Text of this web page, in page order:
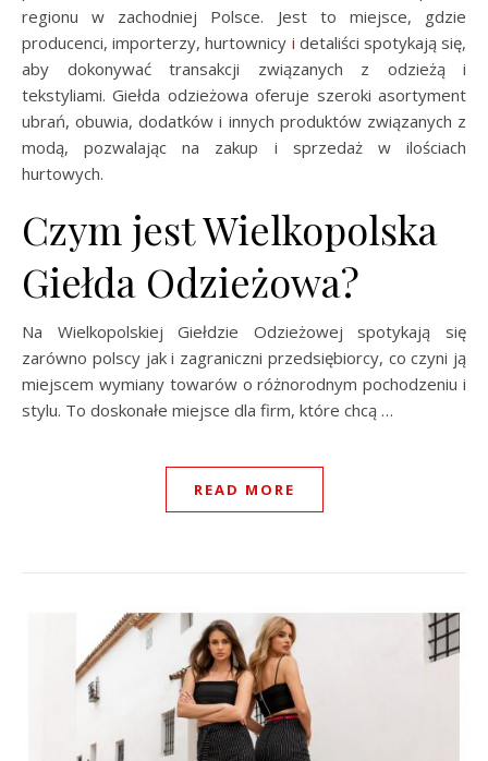
regionu w zachodniej Polsce. Jest to miejsce, gdzie
producenci, importerzy, hurtownicy i detaliści spotykają się,
aby dokonywać transakcji związanych z odzieżą i
tekstyliami. Giełda odzieżowa oferuje szeroki asortyment
ubrań, obuwia, dodatków i innych produktów związanych z
modą, pozwalając na zakup i sprzedaż w ilościach
hurtowych.
Czym jest Wielkopolska
Giełda Odzieżowa?
Na Wielkopolskiej Giełdzie Odzieżowej spotykają się
zarówno polscy jak i zagraniczni przedsiębiorcy, co czyni ją
miejscem wymiany towarów o różnorodnym pochodzeniu i
stylu. To doskonałe miejsce dla firm, które chcą …
READ MORE